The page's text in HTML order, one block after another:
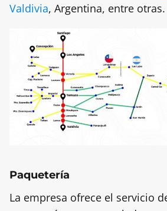
Valdivia, Argentina, entre otras.
Paquetería
La empresa ofrece el servicio